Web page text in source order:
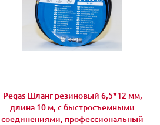
Pegas Шланг резиновый 6,5*12 мм,
длина 10 м, с быстросъемными
соединениями, профессиональный